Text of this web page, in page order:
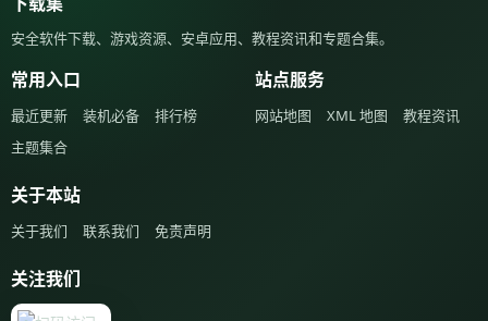
安全软件下载、游戏资源、安卓应用、教程资讯和专题合集。
常用入口
最近更新 装机必备
排行榜
主题集合
站点服务
网站地图 XML 地图 教程资讯
关于本站
关于我们 联系我们 免责声明
关注我们